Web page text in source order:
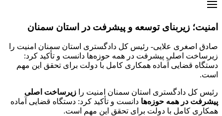
امنیت؛ زیربنای توسعه و پیشرفت در استان سمنان
صادق اصغری علایی- رئیس کل دادگستری استان سمنان امنیت را
زیرساخت اصلی پیشرفت در همه حوزه‌ها دانست و تأکید کرد:
دستگاه قضایی آماده همکاری کامل با دولت برای تحقق این مهم
است.
رئیس کل دادگستری استان سمنان امنیت را زیرساخت اصلی
پیشرفت در همه حوزه‌ها دانست و تأکید کرد: دستگاه قضایی آماده
همکاری کامل با دولت برای تحقق این مهم است.